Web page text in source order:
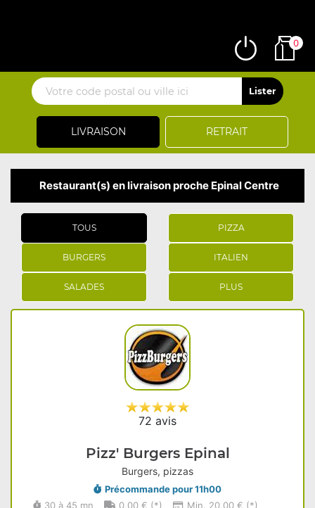
LIVRAISON RETRAIT
0
Restaurant(s) en livraison proche Epinal Centre
TOUS PIZZA
BURGERS ITALIEN
SALADES PLUS
72 avis
Pizz' Burgers Epinal
Burgers, pizzas
Précommande pour 11h00
30 à 45 mn
0,00 € (*) Min. 20,00 € (*)